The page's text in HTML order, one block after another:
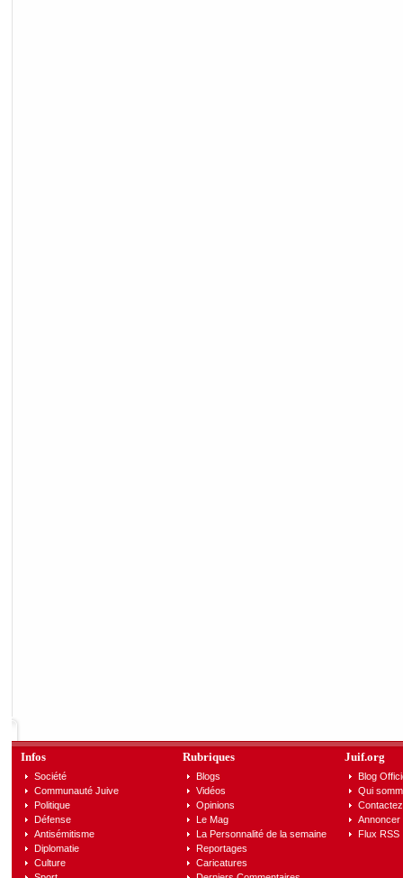
Infos
Société
Communauté Juive
Politique
Défense
Antisémitisme
Diplomatie
Culture
Rubriques
Blogs
Vidéos
Opinions
Le Mag
La Personnalité de la semaine
Reportages
Caricatures
Juif.org
Blog
Qui
Annoncer
Flux RSS